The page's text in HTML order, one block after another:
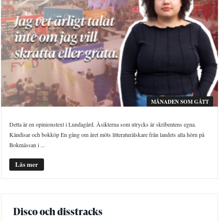
MÅNADEN SOM GÅTT
Detta är en opinionstext i Lundagård. Åsikterna som utrycks är skribentens egna.
Kändisar och bokköp En gång om året möts litteraturälskare från landets alla hörn på
Bokmässan i ...
Läs mer
Disco och disstracks